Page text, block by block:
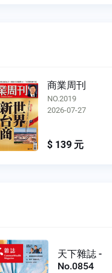
商業周刊
NO.2019
2026-07-27
$ 139 元
天下雜誌 -
No.0854